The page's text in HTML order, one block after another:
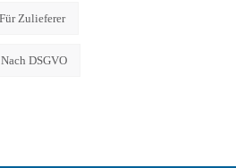
Zulieferer
DSGVO